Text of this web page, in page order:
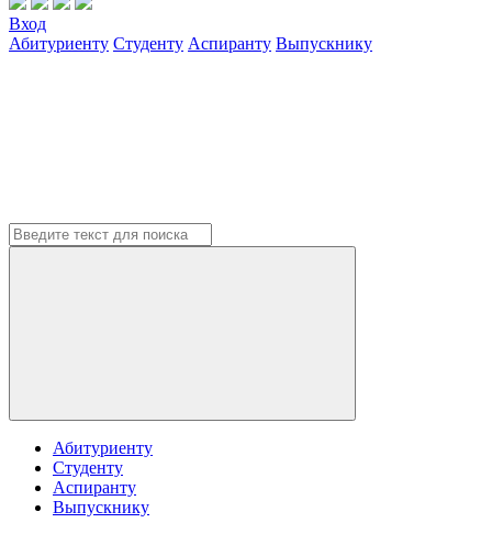
Вход
Абитуриенту Студенту Аспиранту Выпускнику
Абитуриенту
Студенту
Аспиранту
Выпускнику